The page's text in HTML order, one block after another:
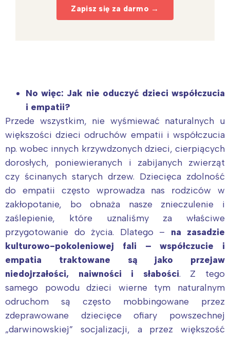
Zapisz się za darmo →
No więc: Jak nie oduczyć dzieci współczucia
i empatii?
Przede wszystkim, nie wyśmiewać naturalnych u
większości dzieci odruchów empatii i współczucia
np. wobec innych krzywdzonych dzieci, cierpiących
dorosłych, poniewieranych i zabijanych zwierząt
czy ścinanych starych drzew. Dziecięca zdolność
do empatii często wprowadza nas rodziców w
zakłopotanie, bo obnaża nasze znieczulenie i
zaślepienie, które uznaliśmy za właściwe
przygotowanie do życia. Dlatego – na zasadzie
kulturowo-pokoleniowej fali – współczucie i
empatia traktowane są jako przejaw
niedojrzałości, naiwności i słabości. Z tego
samego powodu dzieci wierne tym naturalnym
odruchom są często mobbingowane przez
zdeprawowane dziecięce ofiary powszechnej
„darwinowskiej” socjalizacji, a przez większość